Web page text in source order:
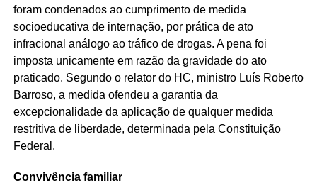
foram condenados ao cumprimento de medida
socioeducativa de internação, por prática de ato
infracional análogo ao tráfico de drogas. A pena foi
imposta unicamente em razão da gravidade do ato
praticado. Segundo o relator do HC, ministro Luís Roberto
Barroso, a medida ofendeu a garantia da
excepcionalidade da aplicação de qualquer medida
restritiva de liberdade, determinada pela Constituição
Federal.
Convivência familiar